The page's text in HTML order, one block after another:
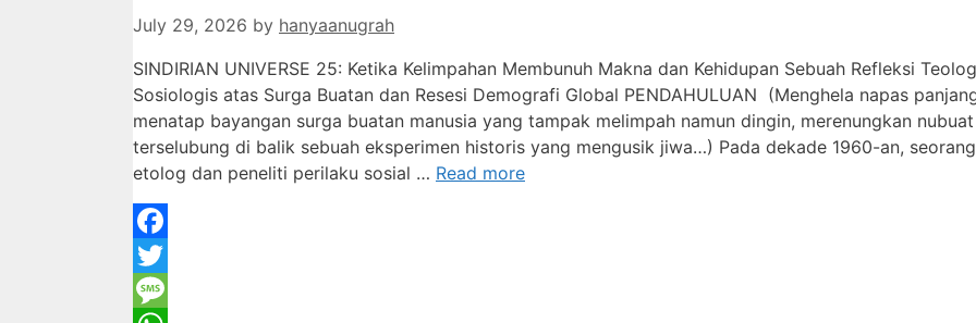
July 29, 2026 by hanyaanugrah
SINDIRIAN UNIVERSE 25: Ketika Kelimpahan Membunuh Makna dan Kehidupan Sebuah Refleksi
Sosiologis atas Surga Buatan dan Resesi Demografi Global PENDAHULUAN (Menghela napas
menatap bayangan surga buatan manusia yang tampak melimpah namun dingin, merenungkan nubuat
terselubung di balik sebuah eksperimen historis yang mengusik jiwa…) Pada dekade 1960-an, seorang
etolog dan peneliti perilaku sosial … Read more
Facebook
Twitter